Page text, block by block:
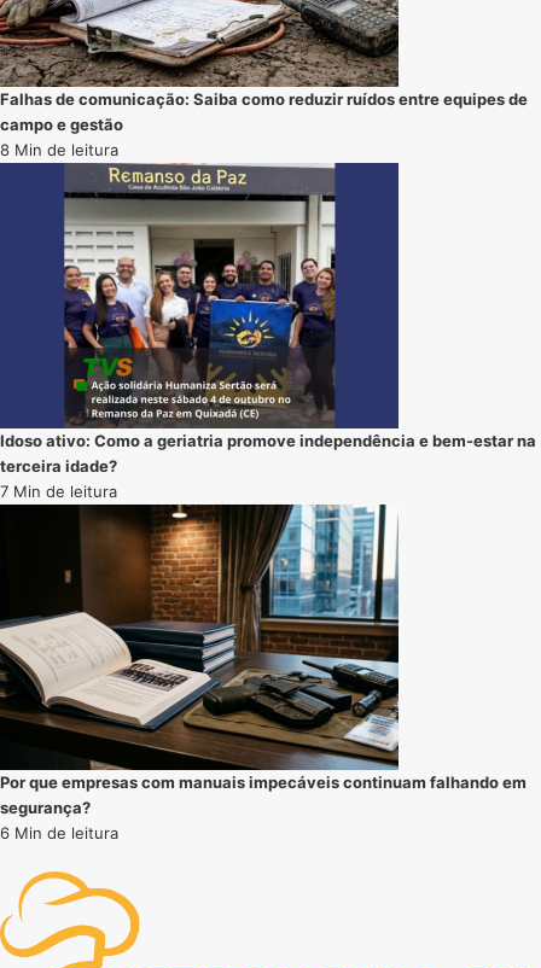
Falhas de comunicação: Saiba como reduzir ruídos entre equipes de
campo e gestão
8 Min de leitura
Idoso ativo: Como a geriatria promove independência e bem-estar na
terceira idade?
7 Min de leitura
Por que empresas com manuais impecáveis continuam falhando em
segurança?
6 Min de leitura